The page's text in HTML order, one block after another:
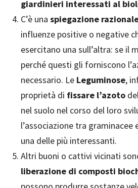
giardinieri interessati al
C’è una spiegazione
influenze positive o negative
esercitano una sull’altra: se il
perché questi gli forniscono
necessario. Le Leguminose,
proprietà di fissare l’azoto
nel suolo nel corso del loro
l’associazione tra graminacee
una delle più interessanti.
Altri buoni o cattivi vicinati
liberazione di composti